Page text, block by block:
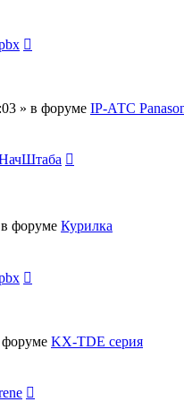
» в форуме IP-АТС
форуме Курилка
форуме KX-TDE серия